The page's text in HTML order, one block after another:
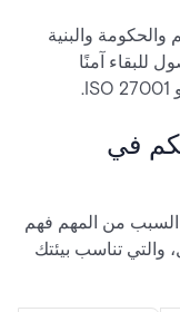
والبنية
للبقاء آمنًا
في
السبب من المهم فهم
والتي تناسب بيئتك